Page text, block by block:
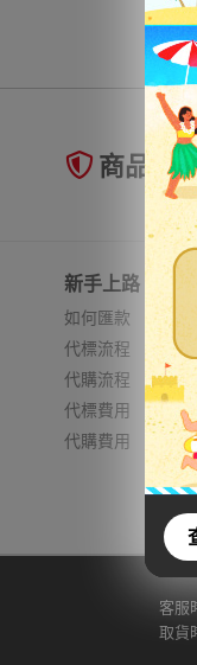
商品未
新手上路
如何匯款
代標流程
代購流程
代標費用
代購費用
客服
取貨